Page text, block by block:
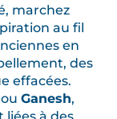
marchez
au fil
en
des
effacées.
ou Ganesh,
liées à des